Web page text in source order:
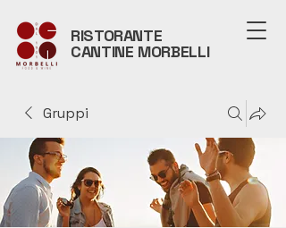
RISTORANTE
CANTINE MORBELLI
Gruppi